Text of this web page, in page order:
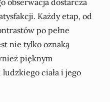
obserwacja dostarcza
Każdy etap, od
po pełne
nie tylko oznaką
pięknym
ciała i jego